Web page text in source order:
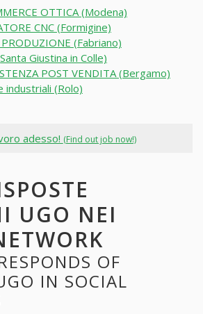
OTTICA (Modena)
CNC (Formigine)
(Fabriano)
Giustina in Colle)
POST VENDITA (Bergamo)
industriali (Rolo)
adesso! (Find out job now!)
UGO NEI
OF
IN SOCIAL